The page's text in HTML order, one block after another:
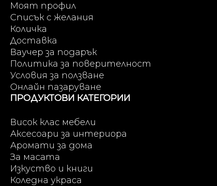
Моят профил
Списък с желания
Количка
Доставка
Ваучер за подарък
Политика за поверителност
Условия за ползване
Онлайн пазаруване
ПРОДУКТОВИ КАТЕГОРИИ
Висок клас мебели
Аксесоари за интериора
Аромати за дома
За масата
Изкуство и книги
Коледна украса